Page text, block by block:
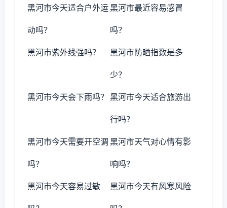
黑河市今天适合户外运
动吗？
黑河市最近容易感冒
吗？
黑河市紫外线强吗？ 黑河市防晒指数是多
少？
黑河市今天会下雨吗？ 黑河市今天适合旅游出
行吗？
黑河市今天需要开空调
吗？
黑河市天气对心情有影
响吗？
黑河市今天容易过敏 黑河市今天有风寒风险